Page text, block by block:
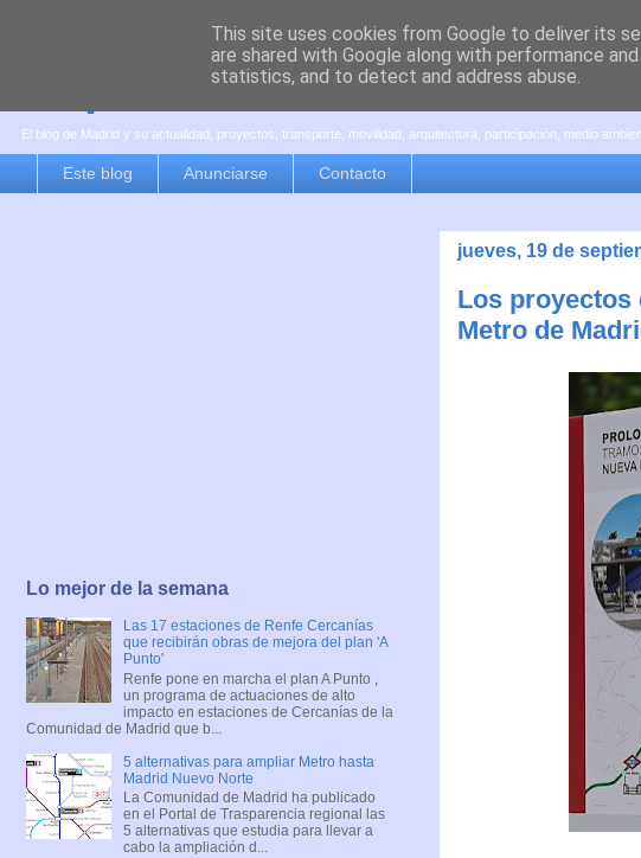
es por madrid
El blog de Madrid y su actualidad, proyectos, transporte, movilidad, arquitectura, participación, medio
Este blog Anunciarse Contacto
jueves, 19 de
Los proyectos
Metro de
Lo mejor de la semana
Las 17 estaciones de Renfe Cercanías
que recibirán obras de mejora del plan 'A
Punto'
Renfe pone en marcha el plan A Punto ,
un programa de actuaciones de alto
impacto en estaciones de Cercanías de la
Comunidad de Madrid que b...
5 alternativas para ampliar Metro hasta
Madrid Nuevo Norte
La Comunidad de Madrid ha publicado
en el Portal de Trasparencia regional las
5 alternativas que estudia para llevar a
cabo la ampliación d...
This site uses cookies from Google to deliver its
are shared with Google along with performance
statistics, and to detect and address abuse.